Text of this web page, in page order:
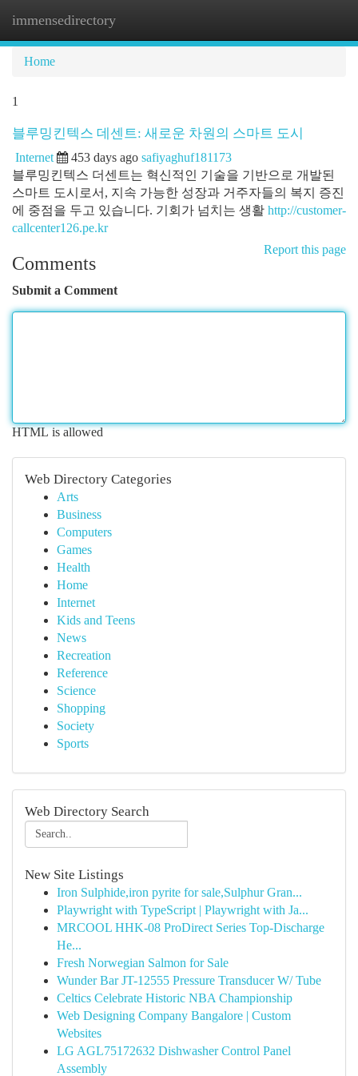
immensedirectory
Home
1
블루밍킨텍스 데센트: 새로운 차원의 스마트 도시
Internet 453 days ago safiyaghuf181173
블루밍킨텍스 더센트는 혁신적인 기술을 기반으로 개발된
스마트 도시로서, 지속 가능한 성장과 거주자들의 복지 증진
에 중점을 두고 있습니다. 기회가 넘치는 생활 http://customer-
callcenter126.pe.kr
Report this page
Comments
Submit a Comment
HTML is allowed
Web Directory Categories
Arts
Business
Computers
Games
Health
Home
Internet
Kids and Teens
News
Recreation
Reference
Science
Shopping
Society
Sports
Web Directory Search
New Site Listings
Iron Sulphide,iron pyrite for sale,Sulphur Gran...
Playwright with TypeScript | Playwright with Ja...
MRCOOL HHK-08 ProDirect Series Top-Discharge
He...
Fresh Norwegian Salmon for Sale
Wunder Bar JT-12555 Pressure Transducer W/ Tube
Celtics Celebrate Historic NBA Championship
Web Designing Company Bangalore | Custom
Websites
LG AGL75172632 Dishwasher Control Panel
Assembly